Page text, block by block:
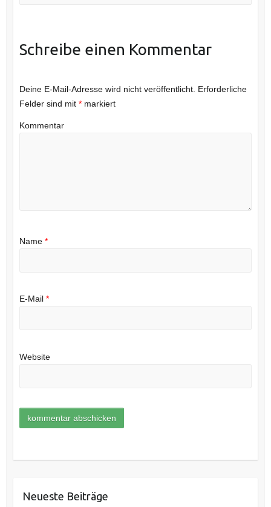
Schreibe einen Kommentar
Deine E-Mail-Adresse wird nicht veröffentlicht. Erforderliche
Felder sind mit *markiert
Kommentar
Name *
E-Mail *
Website
Neueste Beiträge